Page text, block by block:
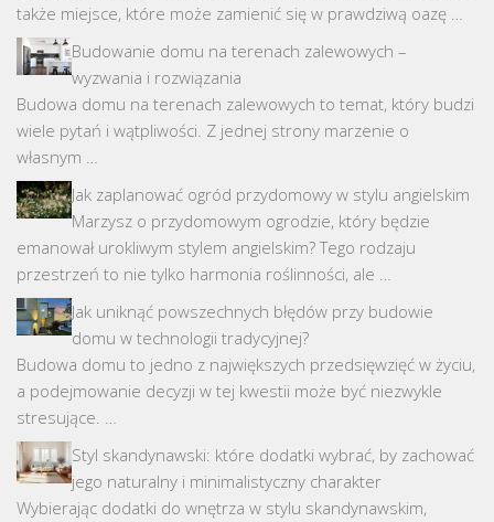
także miejsce, które może zamienić się w prawdziwą oazę …
Budowanie domu na terenach zalewowych –
wyzwania i rozwiązania
Budowa domu na terenach zalewowych to temat, który budzi
wiele pytań i wątpliwości. Z jednej strony marzenie o
własnym …
Jak zaplanować ogród przydomowy w stylu angielskim
Marzysz o przydomowym ogrodzie, który będzie
emanował urokliwym stylem angielskim? Tego rodzaju
przestrzeń to nie tylko harmonia roślinności, ale …
Jak uniknąć powszechnych błędów przy budowie
domu w technologii tradycyjnej?
Budowa domu to jedno z największych przedsięwzięć w życiu,
a podejmowanie decyzji w tej kwestii może być niezwykle
stresujące. …
Styl skandynawski: które dodatki wybrać, by zachować
jego naturalny i minimalistyczny charakter
Wybierając dodatki do wnętrza w stylu skandynawskim,